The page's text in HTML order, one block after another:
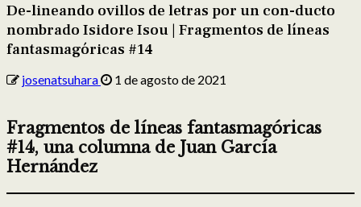
De-lineando ovillos de letras por un con-ducto
nombrado Isidore Isou | Fragmentos de líneas
fantasmagóricas #14
josenatsuhara 1 de agosto de 2021
Fragmentos de líneas fantasmagóricas
#14, una columna de Juan García
Hernández